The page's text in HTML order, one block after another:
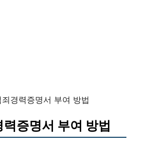
경력증명서 부여 방법
증명서 부여 방법